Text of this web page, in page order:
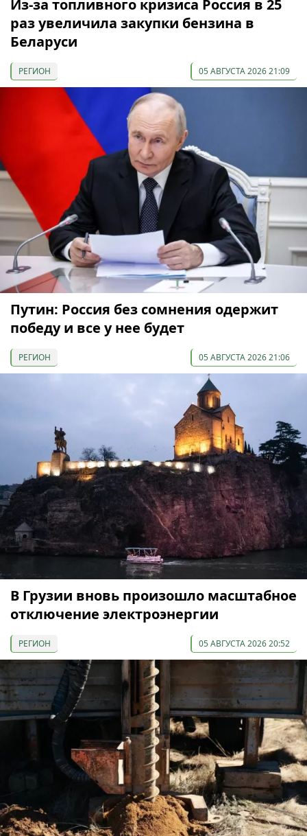
Из-за топливного кризиса Россия в 25
раз увеличила закупки бензина в
Беларуси
РЕГИОН 05 АВГУСТА 2026 21:09
Путин: Россия без сомнения одержит
победу и все у нее будет
РЕГИОН 05 АВГУСТА 2026 21:06
В Грузии вновь произошло масштабное
отключение электроэнергии
РЕГИОН 05 АВГУСТА 2026 20:52